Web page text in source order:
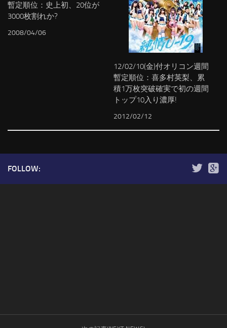
暫定順位：史上初、20位が
3000枚割れか?
2008/04/06
12/02/10(金)付オリコン週間
暫定順位：喜多村英梨、累
積1万枚突破確実で初の週間
トップ10入り濃厚!
2012/02/12
FOLLOW: